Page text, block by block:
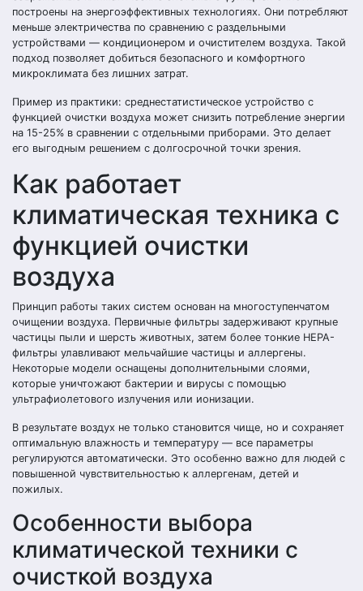
построены на энергоэффективных технологиях. Они потребляют
меньше электричества по сравнению с раздельными
устройствами — кондиционером и очистителем воздуха. Такой
подход позволяет добиться безопасного и комфортного
микроклимата без лишних затрат.
Пример из практики: среднестатистическое устройство с
функцией очистки воздуха может снизить потребление энергии
на 15-25% в сравнении с отдельными приборами. Это делает
его выгодным решением с долгосрочной точки зрения.
Как работает
климатическая техника с
функцией очистки
воздуха
Принцип работы таких систем основан на многоступенчатом
очищении воздуха. Первичные фильтры задерживают крупные
частицы пыли и шерсть животных, затем более тонкие HEPA-
фильтры улавливают мельчайшие частицы и аллергены.
Некоторые модели оснащены дополнительными слоями,
которые уничтожают бактерии и вирусы с помощью
ультрафиолетового излучения или ионизации.
В результате воздух не только становится чище, но и сохраняет
оптимальную влажность и температуру — все параметры
регулируются автоматически. Это особенно важно для людей с
повышенной чувствительностью к аллергенам, детей и
пожилых.
Особенности выбора
климатической техники с
очисткой воздуха